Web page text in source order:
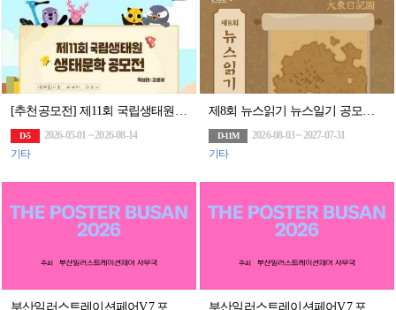
D-5
2026-05-01 ~ 2026-08-14
기타
D-11M
2026-08-03 ~ 2027-07-31
기타